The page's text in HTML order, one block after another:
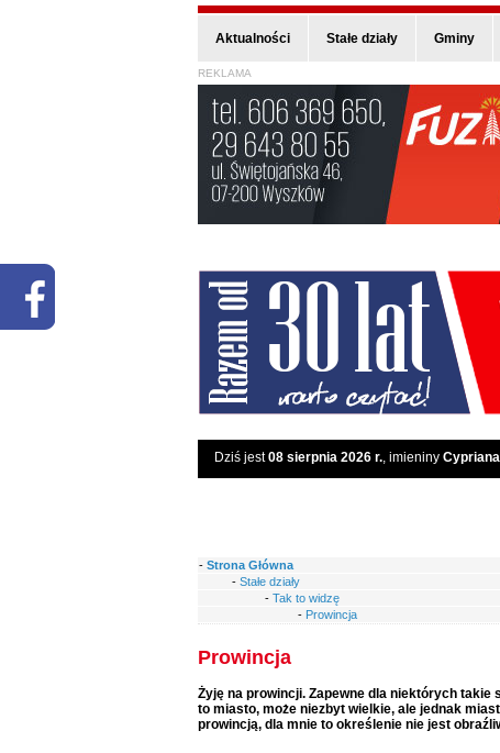
Aktualności Stałe działy Gminy
REKLAMA
Dziś jest08 sierpnia 2026 r., imieniny
- Strona Główna
- Stałe działy
- Tak to widzę
- Prowincja
Prowincja
Żyję na prowincji. Zapewne dla niektórych
to miasto, może niezbyt wielkie, ale jednak
prowincją, dla mnie to określenie nie jest